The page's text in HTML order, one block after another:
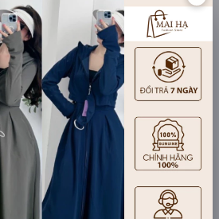
TÀI TRỢ
Quạt mini GOOJODOQ 4000
mAh di động
Khuyến mãi + free ship
Xem khuyến mãi